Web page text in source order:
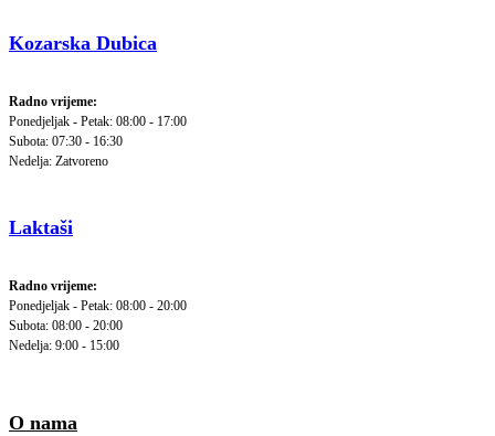
Kozarska Dubica
Radno vrijeme:
Ponedjeljak - Petak: 08:00 - 17:00
Subota: 07:30 - 16:30
Nedelja: Zatvoreno
Laktaši
Radno vrijeme:
Ponedjeljak - Petak: 08:00 - 20:00
Subota: 08:00 - 20:00
Nedelja: 9:00 - 15:00
O nama